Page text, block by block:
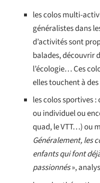
les colos multi-
généralistes dans
d’activités sont
balades, découvrir
l’écologie… Ces
elles touchent à
les colos sportives
ou individuel ou
quad, le VTT…) ou
Généralement, les
enfants qui font
passionnés»,